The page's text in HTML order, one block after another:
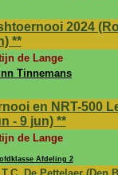
2024
**
de Lange
Tinnemans
en NRT-500
- 9 jun) **
de Lange
Afdeling 2